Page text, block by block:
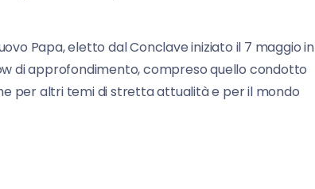
Papa, eletto dal Conclave iniziato il 7 maggio in
di approfondimento, compreso quello condotto
per altri temi di stretta attualità e per il mondo